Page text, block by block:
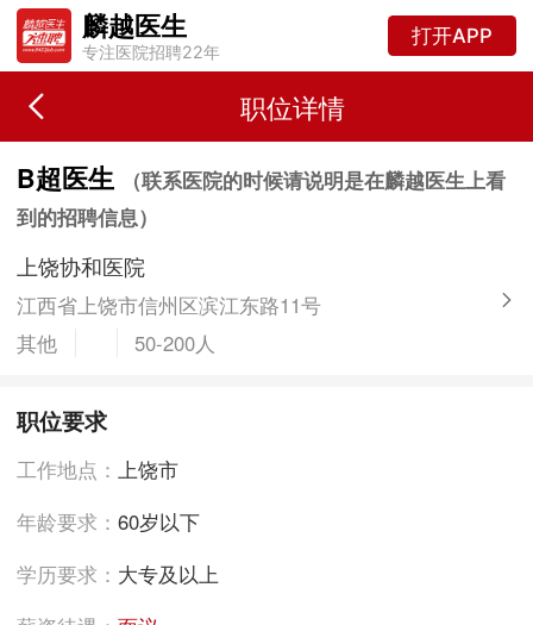
麟越医生
专注医院招聘22年
打开APP
职位详情
B超医生
（联系医院的时候请说明是在麟越医生上看
到的招聘信息）
上饶协和医院
江西省上饶市信州区滨江东路11号
其他
50-200人
职位要求
工作地点：上饶市
年龄要求：60岁以下
学历要求： 大专及以上